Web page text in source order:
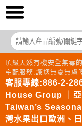
頂級天然有機安全無毒
宅配服務,讓您無憂無
客服專線:886-2-
House Group ｜
Taiwan’s
灣水果出口歐洲、